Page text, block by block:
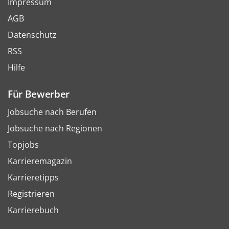
AGB
Datenschutz
RSS
Hilfe
Für Bewerber
Jobsuche nach Berufen
Jobsuche nach Regionen
Topjobs
Karrieremagazin
Karrieretipps
Registrieren
Karrierebuch